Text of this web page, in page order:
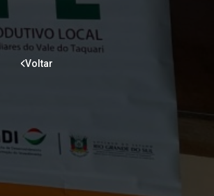
Voltar